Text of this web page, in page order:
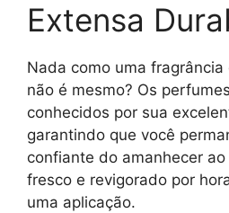
Extensa
Nada como uma
não é mesmo? Os
conhecidos por sua
garantindo que você
confiante do amanhecer
fresco e revigorado por
uma aplicação.